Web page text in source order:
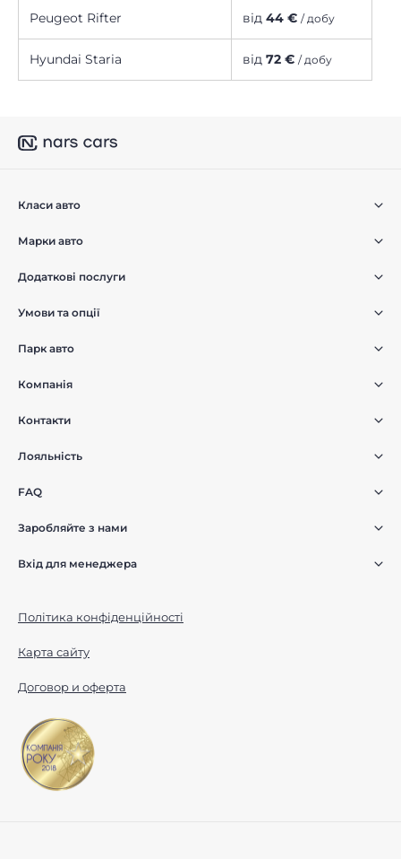
Peugeot Rifter від 44 € / добу
Hyundai Staria від 72 € / добу
Класи авто
Марки авто
Додаткові послуги
Умови та опції
Парк авто
Компанія
Контакти
Лояльність
FAQ
Заробляйте з нами
Вхід для менеджера
Політика конфіденційності
Карта сайту
Договор и оферта